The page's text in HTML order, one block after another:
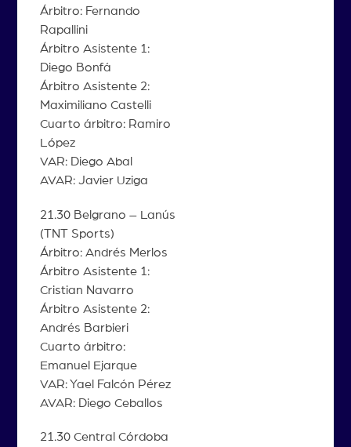
Árbitro: Fernando
Rapallini
Árbitro Asistente 1:
Diego Bonfá
Árbitro Asistente 2:
Maximiliano Castelli
Cuarto árbitro: Ramiro
López
VAR: Diego Abal
AVAR: Javier Uziga
21.30 Belgrano – Lanús
(TNT Sports)
Árbitro: Andrés Merlos
Árbitro Asistente 1:
Cristian Navarro
Árbitro Asistente 2:
Andrés Barbieri
Cuarto árbitro:
Emanuel Ejarque
VAR: Yael Falcón Pérez
AVAR: Diego Ceballos
21.30 Central Córdoba